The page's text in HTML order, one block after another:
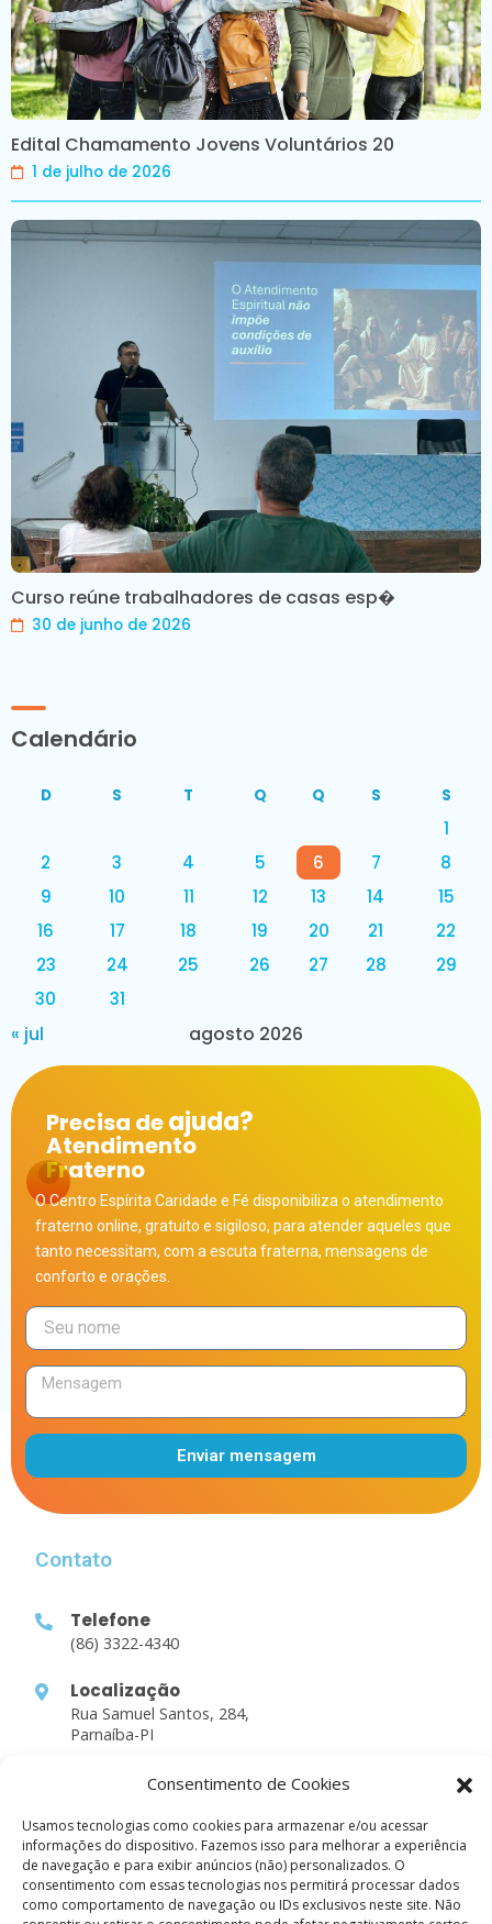
Consentimento de Cookies
Usamos tecnologias como cookies para armazenar e/ou acessar
informações do dispositivo. Fazemos isso para melhorar a experiência
de navegação e para exibir anúncios (não) personalizados. O
consentimento com essas tecnologias nos permitirá processar dados
como comportamento de navegação ou IDs exclusivos neste site. Não
Edital Chamamento Jovens Voluntários 20
1 de julho de 2026
Curso reúne trabalhadores de casas esp�
30 de junho de 2026
Calendário
agosto 2026
D S T Q Q S S
1
2
3 4 5 6 7
8
9
10 11 12 13 14
15
16
17 18 19 20 21
22
23
24 25 26 27 28
29
30
31
« jul
Precisa deajuda?
Atendimento
Fraterno
O Centro Espírita Caridade e Fé disponibiliza o atendimento
fraterno online, gratuito e sigiloso, para atender aqueles que
tanto necessitam, com a escuta fraterna, mensagens de
conforto e orações.
Enviar mensagem
Contato
Telefone
(86) 3322-4340
Localização
Rua Samuel Santos, 284,
Parnaíba-PI
Links Rápidos
Sobre nós
Atividades